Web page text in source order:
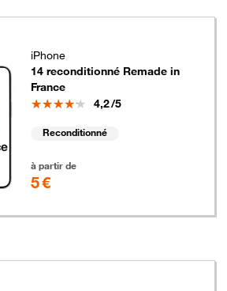
non sélectionnables
iPhone
14 reconditionné Remade in
France
Note
4,2/5
Reconditionné
à partir de
5 €